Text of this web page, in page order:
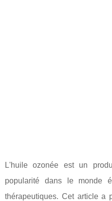
L'huile ozonée est un
popularité dans le monde
thérapeutiques. Cet article a